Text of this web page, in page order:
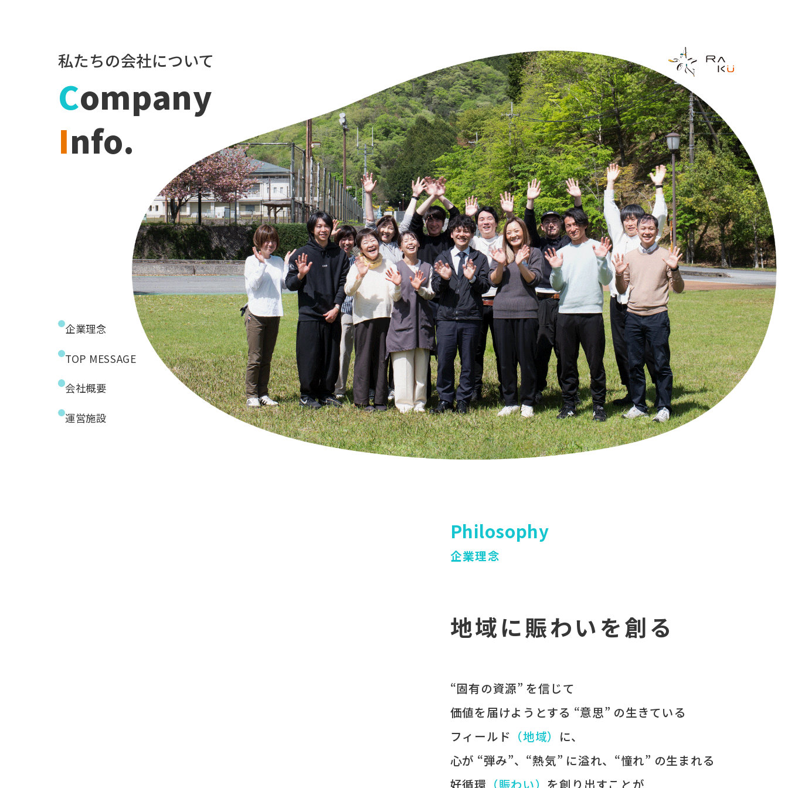
私たちの会社について
Company
Info.
企業理念
TOP MESSAGE
会社概要
運営施設
Philosophy
企業理念
地域に賑わいを創る
“固有の​資源” を​信じて
価値を​届けようとする​ “意思” の​生きている
フィールド ​（地域） に、
心が​ “弾み”、 “熱気” に​溢れ、 “憧れ” の​生まれる
好循環 ​（賑わい） を​創り出すことが